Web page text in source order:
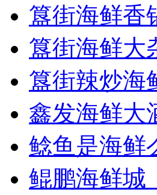
簋街海鲜香
簋街海鲜大
簋街辣炒海
鑫发海鲜大
鲶鱼是海鲜
鲲鹏海鲜城